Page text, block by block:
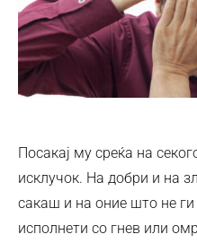
Посакај му среќа на
исклучок. На добри и на
сакаш и на оние што не
исполнети со гнев или